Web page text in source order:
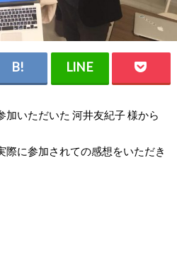
加いただいた 河井友紀子 様から
際に参加されての感想をいただき